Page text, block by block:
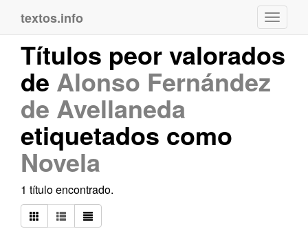
textos.info
Títulos peor valorados
de Alonso Fernández
de Avellaneda
etiquetados como
Novela
1 título encontrado.